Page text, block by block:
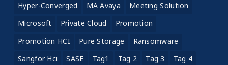
Hyper-Converged
MA Avaya
Meeting Solution
Microsoft
Private Cloud
Promotion
Promotion HCI
Pure Storage
Ransomware
Sangfor Hci
SASE Tag1 Tag 2 Tag 3
Tag 4